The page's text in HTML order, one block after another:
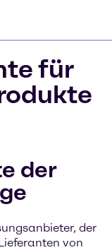
für
der
der
von